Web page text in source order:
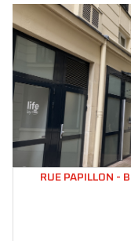
RUE PAPILLON -